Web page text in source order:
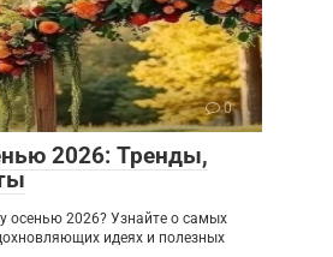
0
2026: Тренды,
осенью 2026? Узнайте о самых
идеях и полезных